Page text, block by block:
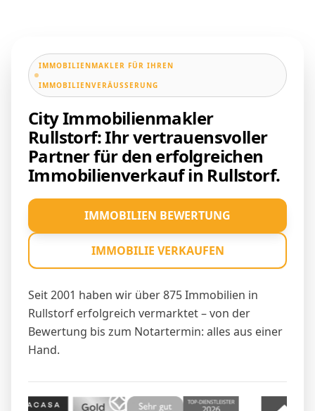
IMMOBILIENMAKLER FÜR IHREN
IMMOBILIENVERÄUSSERUNG
City Immobilienmakler
Rullstorf: Ihr vertrauensvoller
Partner für den erfolgreichen
Immobilienverkauf in Rullstorf.
Seit 2001 haben wir über 875 Immobilien in
Rullstorf erfolgreich vermarktet – von der
Bewertung bis zum Notartermin: alles aus einer
Hand.
IMMOBILIEN BEWERTUNG
IMMOBILIE VERKAUFEN